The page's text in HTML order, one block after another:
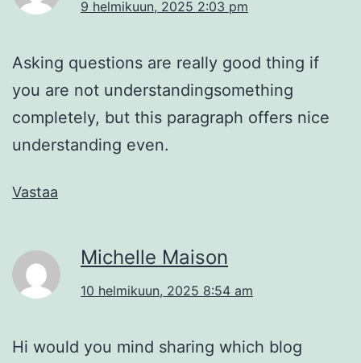
9 helmikuun, 2025 2:03 pm
Asking questions are really good thing if
you are not understandingsomething
completely, but this paragraph offers nice
understanding even.
Vastaa
Michelle Maison
10 helmikuun, 2025 8:54 am
Hi would you mind sharing which blog